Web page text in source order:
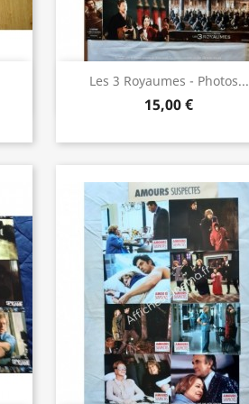
Les 3 Royaumes - Photos...
15,00 €
Aperçu rapide